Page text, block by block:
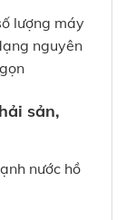
lượng máy
nguyên
sản,
nước hồ